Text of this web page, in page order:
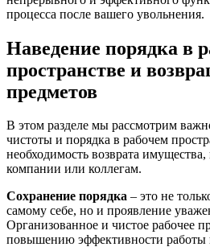
процесса после вашего увольнения.
Наведение порядка в
пространстве и
предметов
В этом разделе мы рассмотрим
чистоты и порядка в рабочем
необходимость возврата
компании или коллегам.
Сохранение порядка – это не
самому себе, но и проявление
Организованное и чистое рабочее
повышению эффективности